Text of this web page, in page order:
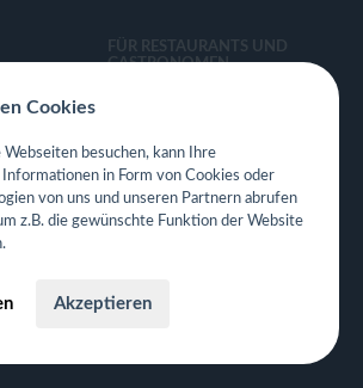
FÜR RESTAURANTS UND
GASTRONOMEN
Gutscheinsystem für Restaurants
Event- und Ticketsystem mit
Webseiten für Restaurant
Cookies
Webseiten besuchen, kann Ihre
in Form von Cookies oder
von uns und unseren Partnern abrufen
z.B. die gewünschte Funktion der Website
Akzeptieren